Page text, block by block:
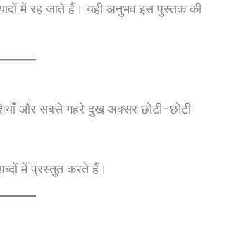
में रह जाते हैं। यही अनुभव इस पुस्तक की
और सबसे गहरे दुख अक्सर छोटी-छोटी
में प्रस्तुत करते हैं।